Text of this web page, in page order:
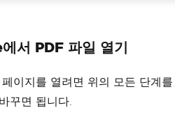
서 PDF 파일 열기
이지를 열려면 위의 모든 단계를
꾸면 됩니다.